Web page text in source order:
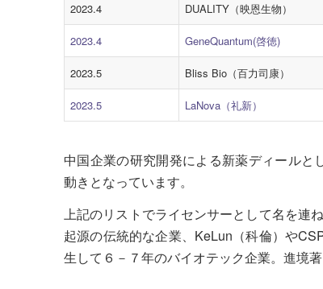
2023.4 DUALITY（映恩生物）
2023.4 GeneQuantum(啓徳)
2023.5 Bliss Bio（百力司康）
2023.5 LaNova（礼新）
中国企業の研究開発による新薬ディール
動きとなっています。
上記のリストでライセンサーとして名を連
起源の伝統的な企業、KeLun（科倫）や
生して６－７年のバイオテック企業。進境著